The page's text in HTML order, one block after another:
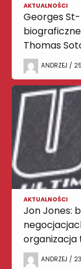
AKTUALNOŚCI
Georges
Thomas
ANDRZEJ /
AKTUALNOŚCI
Jon Jones:
organizacja
ANDRZEJ /